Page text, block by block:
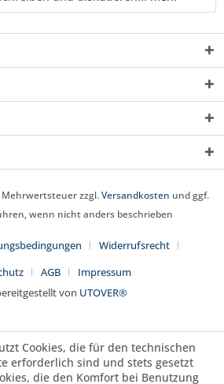
Mehrwertsteuer zzgl.Versandkosten und ggf.
wenn nicht anders beschrieben
Widerrufsrecht
AGB
Impressum
von UTOVER®
Cookies, die für den technischen
erforderlich sind und stets gesetzt
die den Komfort bei Benutzung